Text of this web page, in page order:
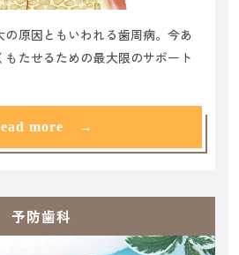
原因ともいわれる歯周病。今あ
もたせるための最大限のサポート
more →
予防歯科